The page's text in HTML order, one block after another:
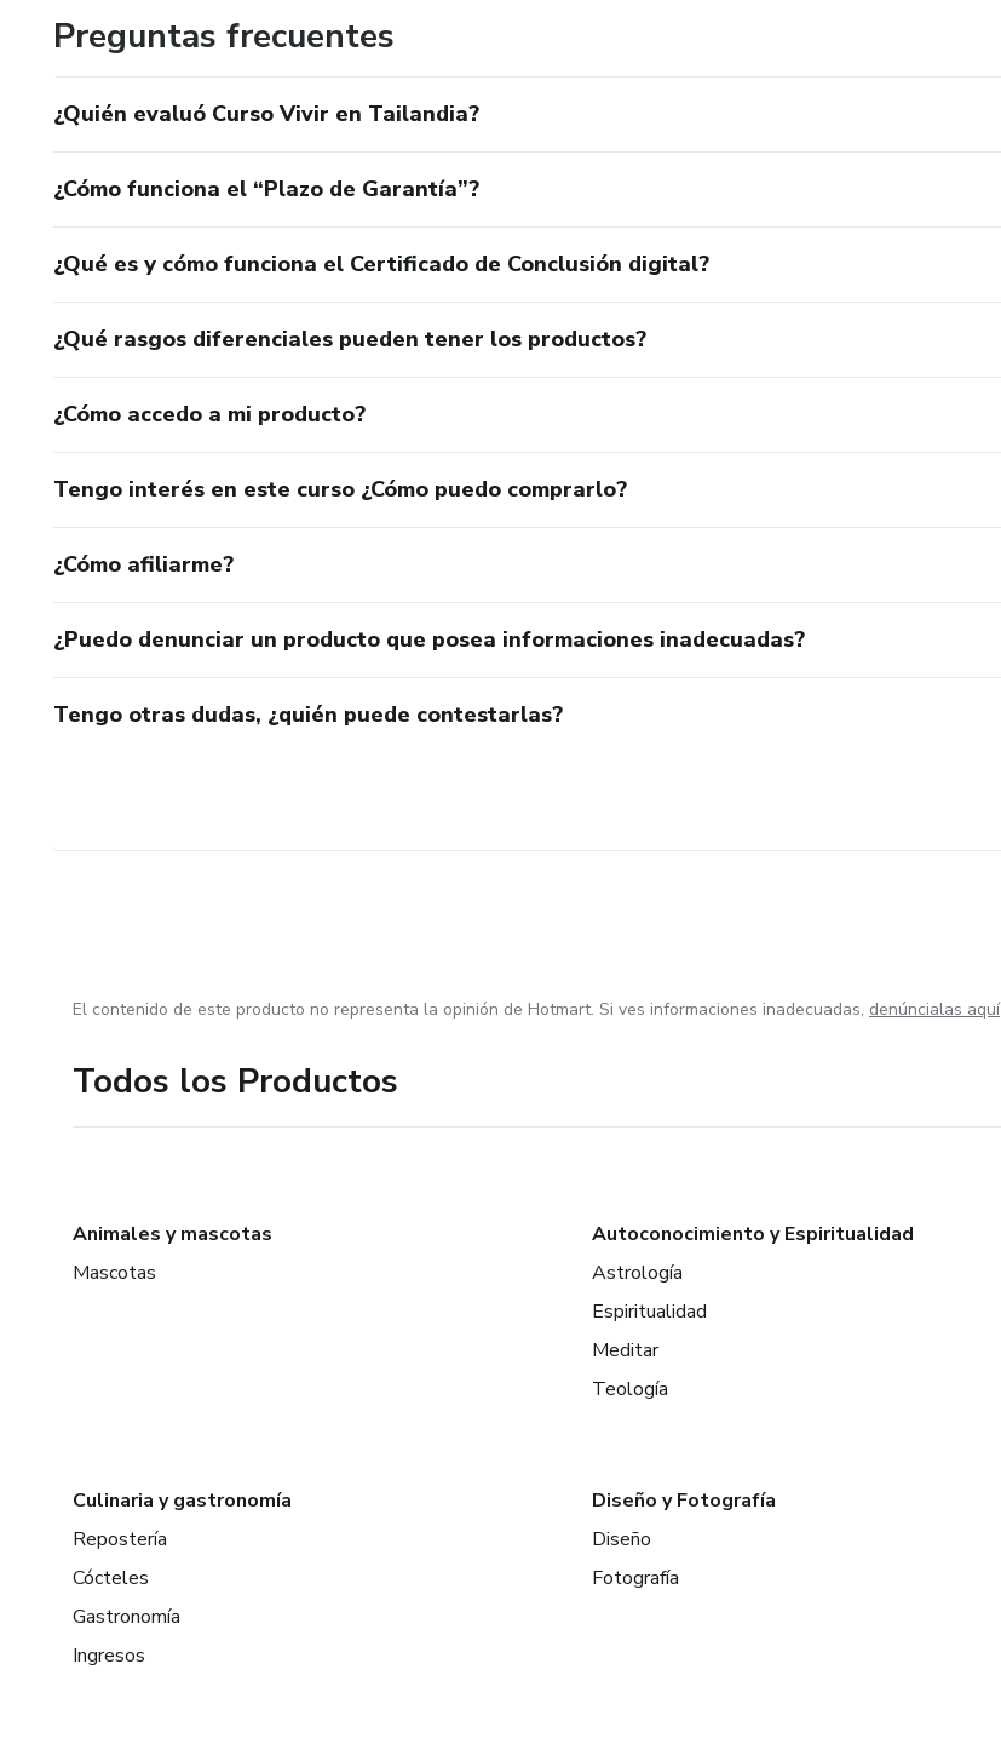
Preguntas frecuentes
¿Quién evaluó Curso Vivir en Tailandia?
¿Cómo funciona el “Plazo de Garantía”?
¿Qué es y cómo funciona el Certificado de Conclusión digital?
¿Qué rasgos diferenciales pueden tener los productos?
¿Cómo accedo a mi producto?
Tengo interés en este curso ¿Cómo puedo comprarlo?
¿Cómo afiliarme?
¿Puedo denunciar un producto que posea informaciones inadecuadas?
Tengo otras dudas, ¿quién puede contestarlas?
El contenido de este producto no representa la opinión de Hotmart. Si ves informaciones inadecuadas, denúncialas aquí
Todos los Productos
Animales y mascotas
Mascotas
Autoconocimiento y Espiritualidad
Astrología
Espiritualidad
Meditar
Teología
Culinaria y gastronomía
Repostería
Cócteles
Gastronomía
Ingresos
Diseño y Fotografía
Diseño
Fotografía